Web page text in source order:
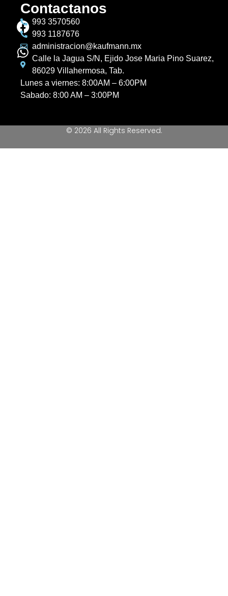
Contactanos
993 3570560
993 1187676
administracion@kaufmann.mx
Calle la Jagua S/N, Ejido Jose Maria Pino Suarez,
86029 Villahermosa, Tab.
Lunes a viernes: 8:00AM – 6:00PM
Sabado: 8:00 AM – 3:00PM
© 2026 All Rights Reserved.